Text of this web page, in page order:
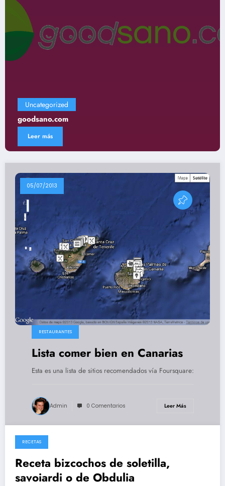
05/07/2013
RESTAURANTES
Lista comer bien en Canarias
Esta es una lista de sitios recomendados vía Foursquare:
Admin 0 Comentarios Leer Más
26/05/2026
RECETAS
Receta bizcochos de soletilla,
savoiardi o de Obdulia